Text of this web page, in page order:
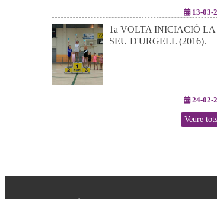
13-03-
1a VOLTA INICIACIÓ LA
SEU D'URGELL (2016).
24-02-
Veure